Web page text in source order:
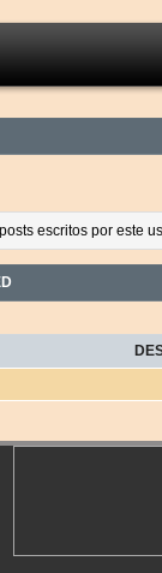
escritos por este